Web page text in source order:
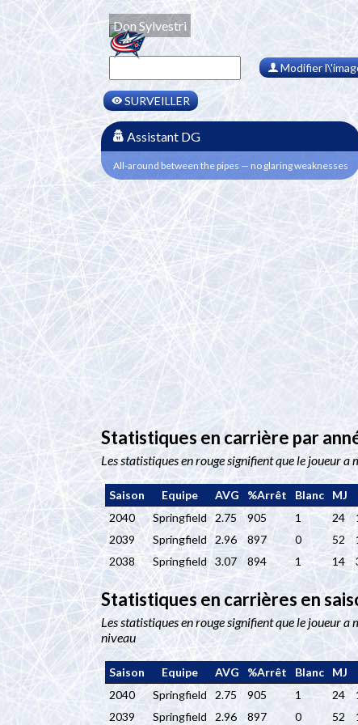
Don Sylvestri
Modifier
SURVEILLER
Assistant DG
All-around between the pipes — no glaring weaknesses
Statistiques en carrière par
Les statistiques en rouge signifient que le joueur a
Saison Equipe AVG %Arrêt Blanc MJ
2040
Springfield 2.75 905 1 24
2039
Springfield 2.96 897 0 52
2038
Springfield 3.07 894 1 14
Statistiques en carrières en
Les statistiques en rouge signifient que le joueur a
niveau
Saison Equipe AVG %Arrêt Blanc MJ
2040
Springfield 2.75 905 1 24
2039
Springfield 2.96 897 0 52